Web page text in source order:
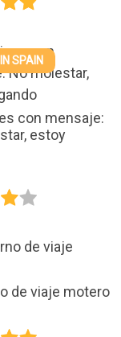
SPAIN
con mensaje:
estoy
de viaje motero